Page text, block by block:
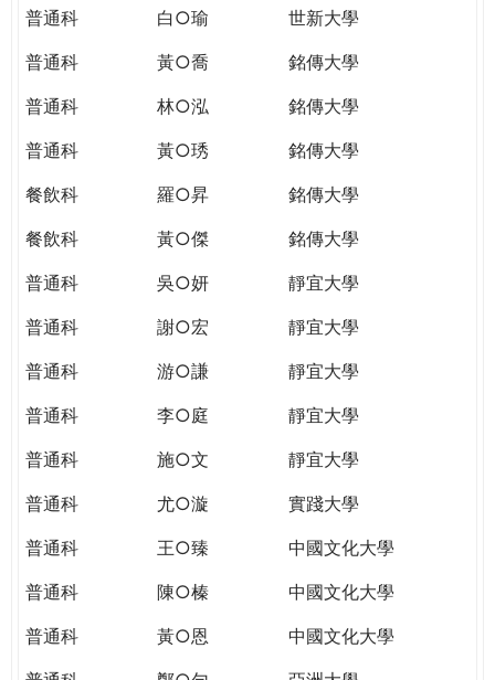
普通科
白○瑜
世新大學
普通科
黃○喬
銘傳大學
普通科
林○泓
銘傳大學
普通科
黃○琇
銘傳大學
餐飲科
羅○昇
銘傳大學
餐飲科
黃○傑
銘傳大學
普通科
吳○妍
靜宜大學
普通科
謝○宏
靜宜大學
普通科
游○謙
靜宜大學
普通科
李○庭
靜宜大學
普通科
施○文
靜宜大學
普通科
尤○漩
實踐大學
普通科
王○臻
中國文化大學
普通科
陳○榛
中國文化大學
普通科
黃○恩
中國文化大學